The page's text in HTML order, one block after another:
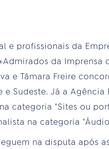
e profissionais da
da Imprensa
e Tâmara Freire
Sudeste. Já a
categoria "Sites ou
na categoria
na disputa após